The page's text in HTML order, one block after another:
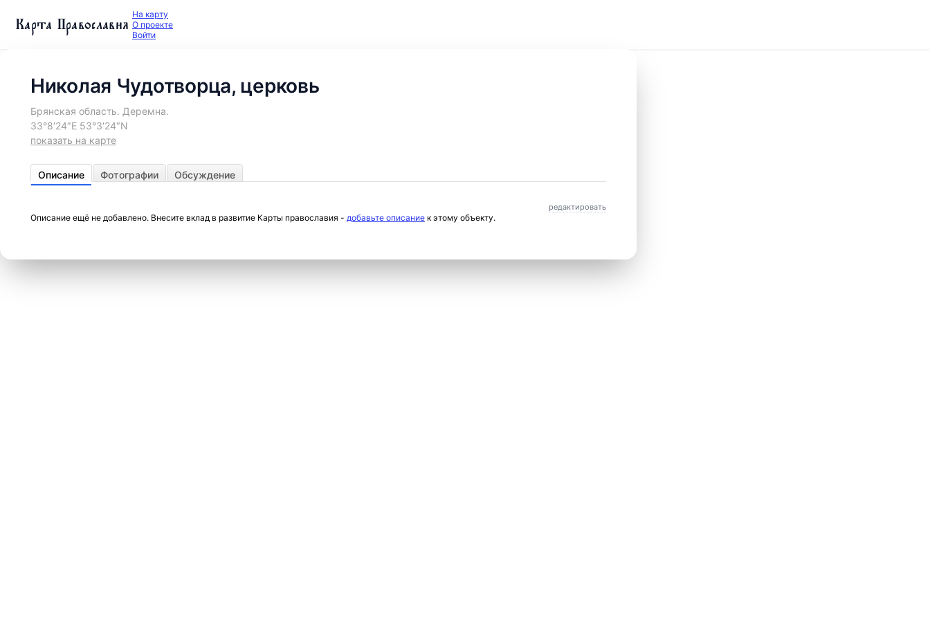
Карта Православия На карту
О проекте
Войти
Николая Чудотворца, церковь
Брянская область. Деремна.
33°8′24″E 53°3′24″N
показать на карте
Описание Фотографии Обсуждение
редактировать
Описание ещё не добавлено. Внесите вклад в развитие Карты православия - добавьте описание к этому объекту.